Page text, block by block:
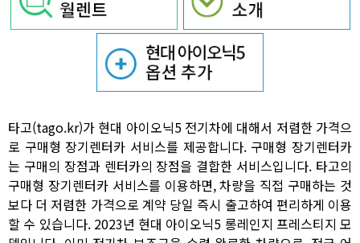
타고(tago.kr)가 현대 아이오닉5 전기차에 대해서 저렴한 가격으
로 구매형 장기렌터카 서비스를 제공합니다. 구매형 장기렌터카
는 구매의 장점과 렌터카의 장점을 결합한 서비스입니다. 타고의
구매형 장기렌터카 서비스를 이용하면, 차량을 직접 구매하는 것
보다 더 저렴한 가격으로 계약 당일 즉시 출고하여 편리하게 이용
할 수 있습니다. 2023년 현대 아이오닉5 롱레인지 프레스티지 모